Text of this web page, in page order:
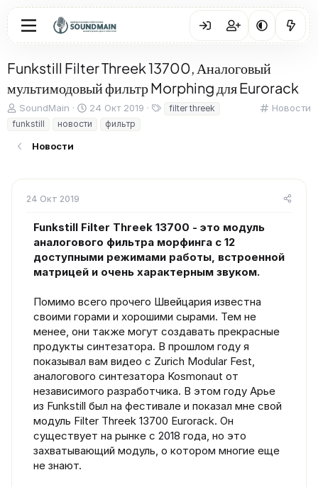
Funkstill Filter Threek 13700, Аналоговый
мультимодовый фильтр Morphing для Eurorack
К
Новости
А
в
т
о
SoundMain
Д
а
т
а
24 Окт 2019
Тfilter threek
funkstill
новости фильтр
Новости
24 Окт 2019
Funkstill Filter Threek 13700 - это модуль
аналогового фильтра морфинга с 12
доступными режимами работы, встроенной
матрицей и очень характерным звуком.
Помимо всего прочего Швейцария известна
своими горами и хорошими сырами. Тем не
менее, они также могут создавать прекрасные
продукты синтезатора. В прошлом году я
показывал вам видео с Zurich Modular Fest,
аналогового синтезатора Kosmonaut от
независимого разработчика. В этом году Арье
из Funkstill был на фестивале и показал мне свой
модуль Filter Threek 13700 Eurorack. Он
существует на рынке с 2018 года, но это
захватывающий модуль, о котором многие еще
не знают.